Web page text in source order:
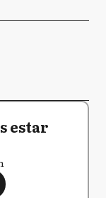
estar